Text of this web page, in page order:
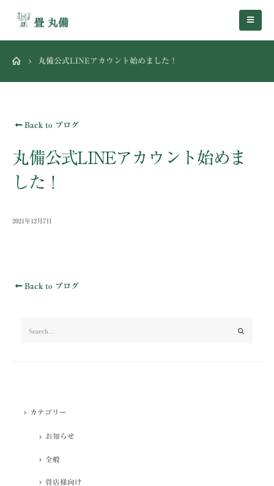
丸備公式LINEアカウント始めました！
Back to ブログ
丸備公式LINEアカウント始めま
した！
2021年12月7日
Back to ブログ
カテゴリー
お知らせ
全般
畳店様向け